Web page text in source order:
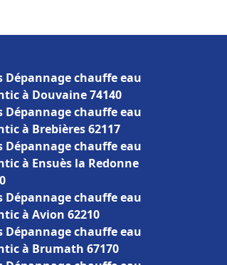
Dépannage chauffe eau
à Douvaine 74140
Dépannage chauffe eau
à Brebières 62117
Dépannage chauffe eau
à Ensuès la Redonne
Dépannage chauffe eau
à Avion 62210
Dépannage chauffe eau
à Brumath 67170